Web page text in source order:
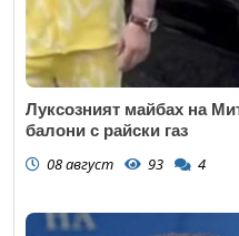
Луксозният майбах на
балони с райски газ
08 август 93 4